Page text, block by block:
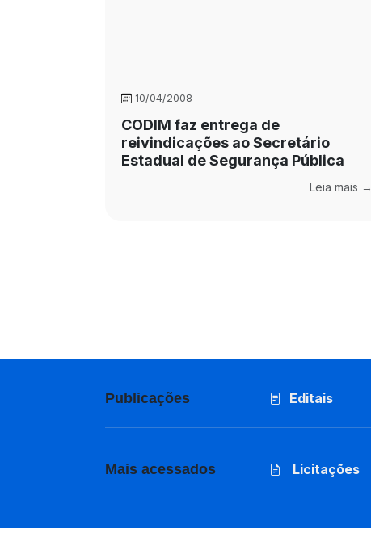
10/04/2008
CODIM faz entrega de
reivindicações ao Secretário
Estadual de Segurança Pública
Leia mais →
Publicações Editais
Mais acessados Licitações